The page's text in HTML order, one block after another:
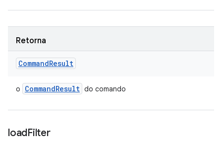
Retorna
CommandResult
o CommandResult do comando
loadFilter